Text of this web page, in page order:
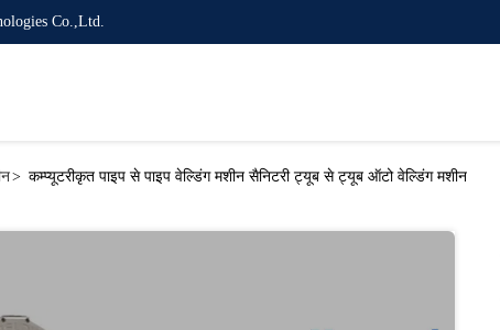
Co.,Ltd.
> कम्प्यूटरीकृत पाइप से पाइप वेल्डिंग मशीन सैनिटरी ट्यूब से ट्यूब ऑटो वेल्डिंग मशीन